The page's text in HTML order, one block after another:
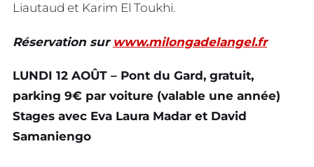
Liautaud et Karim El Toukhi.
Réservation sur www.milongadelangel.fr
LUNDI 12 AOÛT – Pont du Gard, gratuit,
parking 9€ par voiture (valable une année)
Stages avec Eva Laura Madar et David
Samaniengo